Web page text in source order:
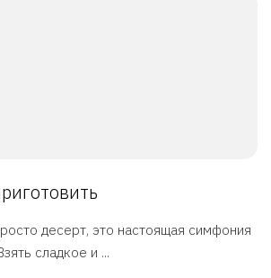
десерт, это настоящая симфония
сладкое и ...